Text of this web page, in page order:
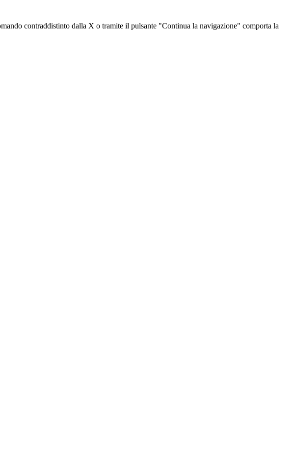
contraddistinto dalla X o tramite il pulsante "Continua la navigazione" comporta la